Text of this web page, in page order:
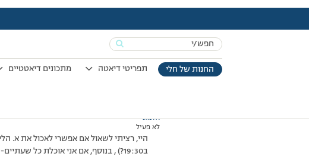
Search
for:החנות של חלי תפריטי דיאטה מתכונים דיאטטיים
עמוד הבית>דיונים>פורום>ארוחות
מוצגות 2 תגובות – 1 עד 2 (מתוך 2 סה״כ)
28/08/2014 בשעה 7:43
#137162
אלמוני
לא פעיל
ב19:30?) , בנוסף, אם אני אוכלת כל שעתיים-שעתיים וחצי ולא מגיעה עד 3 שעות זה יכול לפגוע לי בירידה?